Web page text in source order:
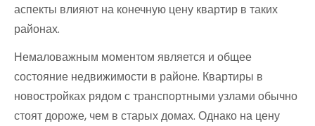
аспекты влияют на конечную цену квартир в таких
районах.
Немаловажным моментом является и общее
состояние недвижимости в районе. Квартиры в
новостройках рядом с транспортными узлами обычно
стоят дороже, чем в старых домах. Однако на цену